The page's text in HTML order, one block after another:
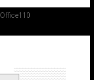
Office110